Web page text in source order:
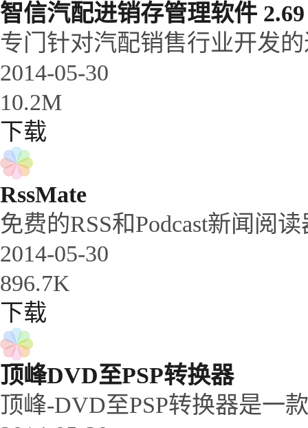
智信汽配进销存管理软件 2.69
专门针对汽配销售行业开发
2014-05-30
10.2M
下载
RssMate
免费的RSS和Podcast新闻阅读
2014-05-30
896.7K
下载
顶峰DVD至PSP转换器
顶峰-DVD至PSP转换器是一